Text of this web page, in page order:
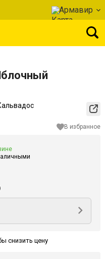
Армавир
В избранное
снизить цену